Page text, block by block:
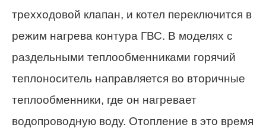
трехходовой клапан, и котел переключится в
режим нагрева контура ГВС. В моделях с
раздельными теплообменниками горячий
теплоноситель направляется во вторичные
теплообменники, где он нагревает
водопроводную воду. Отопление в это время